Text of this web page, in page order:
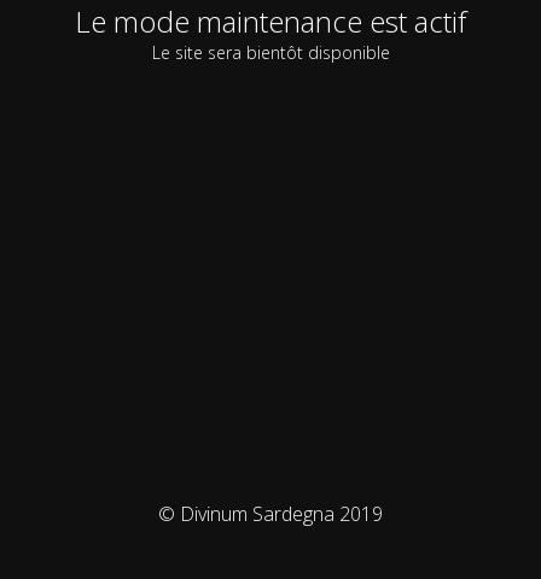
Le mode maintenance est actif
Le site sera bientôt disponible
© Divinum Sardegna 2019